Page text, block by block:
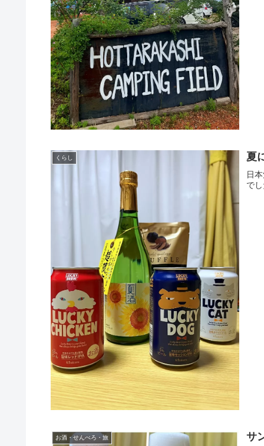
くらし 夏
日
で
お酒・せんべろ・旅
サ